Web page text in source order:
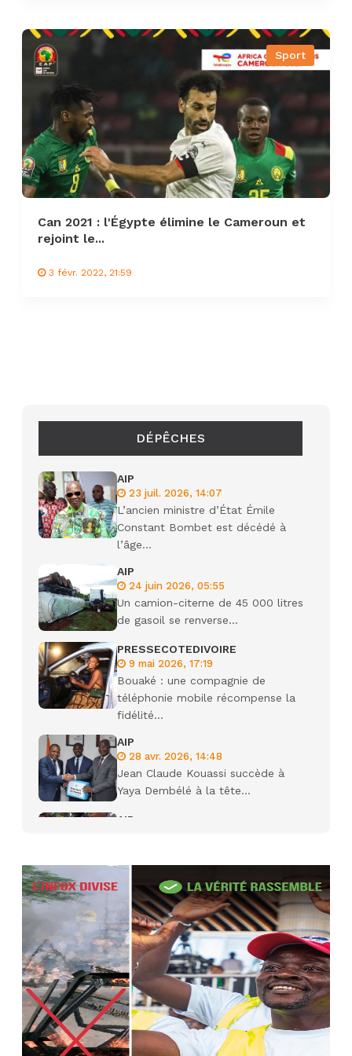
Sport
Can 2021 : l'Égypte élimine le Cameroun et
rejoint le...
3 févr. 2022, 21:59
DÉPÊCHES
AIP
23 juil. 2026, 14:07
L’ancien ministre d’État Émile
Constant Bombet est décédé à
l’âge...
AIP
24 juin 2026, 05:55
Un camion-citerne de 45 000 litres
de gasoil se renverse...
PRESSECOTEDIVOIRE
9 mai 2026, 17:19
Bouaké : une compagnie de
téléphonie mobile récompense la
fidélité...
AIP
28 avr. 2026, 14:48
Jean Claude Kouassi succède à
Yaya Dembélé à la tête...
AIP
Camara tué lors d’attaques...
22 avr. 2026, 16:41
Des bureaux ravagés dans un
incendie survenu à la mairie...
AIP
10 avr. 2026, 09:48
Nommé Médiateur de la
République, Gaoussou Touré prend
officiellement fonction